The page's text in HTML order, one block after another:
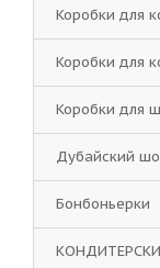
Коробки для
Коробки для
Коробки для
Дубайский
Бонбоньерки